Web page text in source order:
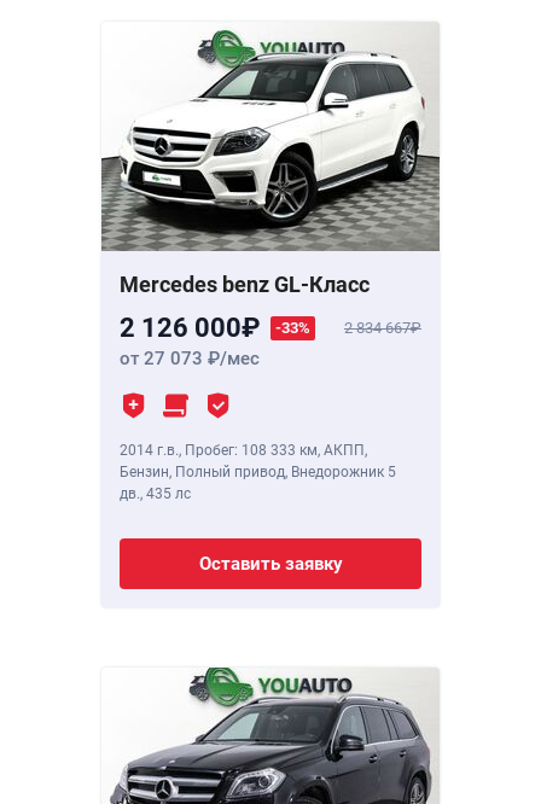
Mercedes benz GL-Класс
2 126 000 -33% 2 834 667
от 27 073 /мес
2014 г.в., Пробег: 108 333 км, АКПП,
Бензин, Полный привод, Внедорожник 5
дв., 435 лс
Оставить заявку